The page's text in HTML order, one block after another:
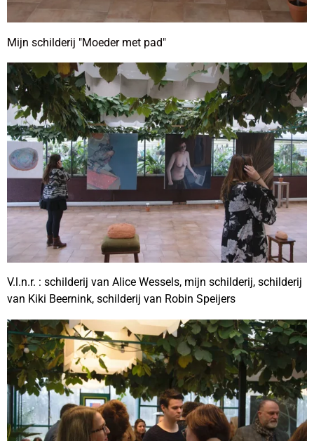
Mijn schilderij "Moeder met pad"
V.l.n.r. : schilderij van Alice Wessels, mijn schilderij, schilderij
van Kiki Beernink, schilderij van Robin Speijers